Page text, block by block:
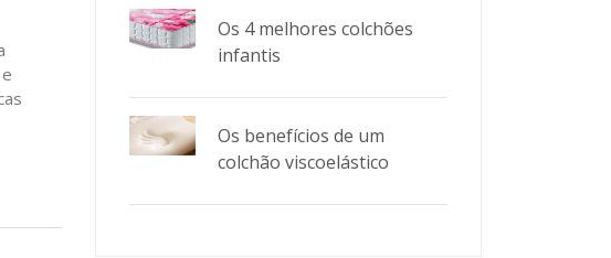
Os 4 melhores colchões
infantis
Os benefícios de um
colchão viscoelástico